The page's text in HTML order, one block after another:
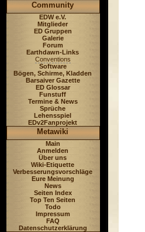
Community
EDW e.V.
Mitglieder
ED Gruppen
Galerie
Forum
Earthdawn-Links
Conventions
Software
Bögen, Schirme, Kladden
Barsaiver Gazette
ED Glossar
Funstuff
Termine & News
Sprüche
Lehensspiel
EDv2Fanprojekt
Metawiki
Main
Anmelden
Über uns
Wiki-Etiquette
Verbesserungsvorschläge
Eure Meinung
News
Seiten Index
Top Ten Seiten
Todo
Impressum
FAQ
Datenschutzerklärung